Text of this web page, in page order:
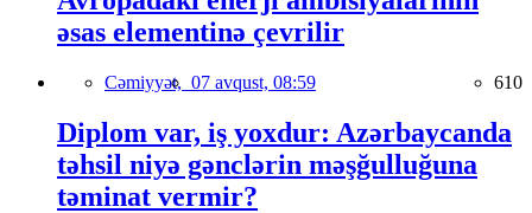
əsas elementinə çevrilir
Cəmiyyət, 07 avqust, 08:59 610
Diplom var, iş yoxdur: Azərbaycanda
təhsil niyə gənclərin məşğulluğuna
təminat vermir?